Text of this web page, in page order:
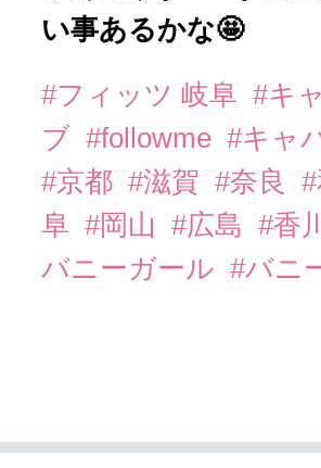
い事あるかな🤩
#フィッツ 岐阜 #キ
ブ #followme #キャ
#京都 #滋賀 #奈良
阜 #岡山 #広島 #香川
バニーガール #バニ